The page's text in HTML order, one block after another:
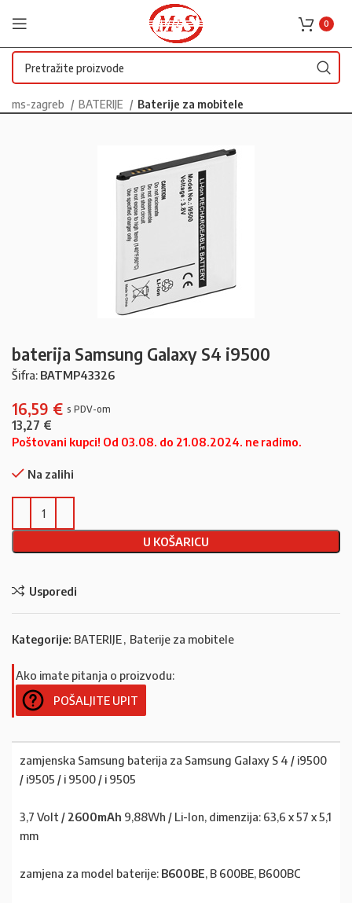
0
ms-zagreb BATERIJE Baterije za mobitele
baterija Samsung Galaxy S4 i9500
Šifra: BATMP43326
16,59 €
13,27 €
Poštovani kupci! Od 03.08. do 21.08.2024. ne radimo.
Na zalihi
U KOŠARICU
Usporedi
Kategorije: BATERIJE, Baterije za mobitele
Ako imate pitanja o proizvodu:
POŠALJITE UPIT
zamjenska Samsung baterija za Samsung Galaxy S 4 / i9500
/ i9505 / i 9500 / i 9505
3,7 Volt / 2600mAh 9,88Wh / Li-Ion, dimenzija: 63,6 x 57 x 5,1
mm
zamjena za model baterije: B600BE, B 600BE, B600BC